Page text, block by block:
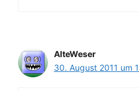
AlteWeser
30. August 2011 um